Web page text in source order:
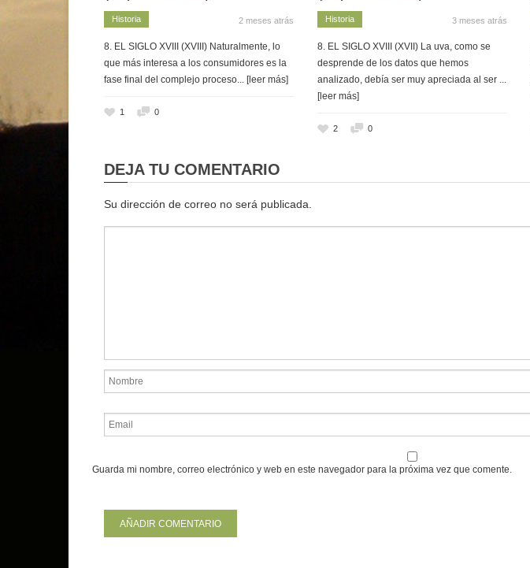
Historia 2 meses atrás
8. EL SIGLO XVIII (XVIII) Naturalmente, lo
que más interesa a los consumidores es la
fase final del complejo proceso ... [leer más]
1 0
Historia 3 meses atrás
8. EL SIGLO XVIII (XVII) La uva, como se
desprende de los datos que hemos
analizado, debía ser muy apreciada al ser
[leer más]
2 0
DEJA TU COMENTARIO
Su dirección de correo no será publicada.
Guarda mi nombre, correo electrónico y web en este navegador para la próxima vez que comente.